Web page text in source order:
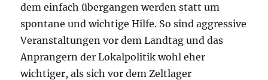
dem einfach übergangen werden statt um
spontane und wichtige Hilfe. So sind aggressive
Veranstaltungen vor dem Landtag und das
Anprangern der Lokalpolitik wohl eher
wichtiger, als sich vor dem Zeltlager